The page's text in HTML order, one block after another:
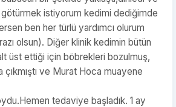
istiyorum kedimi dediğimde
ben her türlü yardımcı olurum
olsun). Diğer klinik kedimin bütün
üst ettiği için böbrekleri bozulmuş,
çıkmıştı ve Murat Hoca muayene
tedaviye başladık. 1 ay